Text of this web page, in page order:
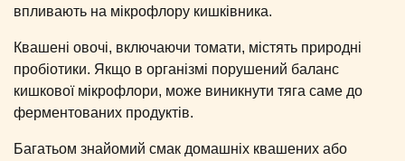
впливають на мікрофлору кишківника.
Квашені овочі, включаючи томати, містять природні
пробіотики. Якщо в організмі порушений баланс
кишкової мікрофлори, може виникнути тяга саме до
ферментованих продуктів.
Багатьом знайомий смак домашніх квашених або